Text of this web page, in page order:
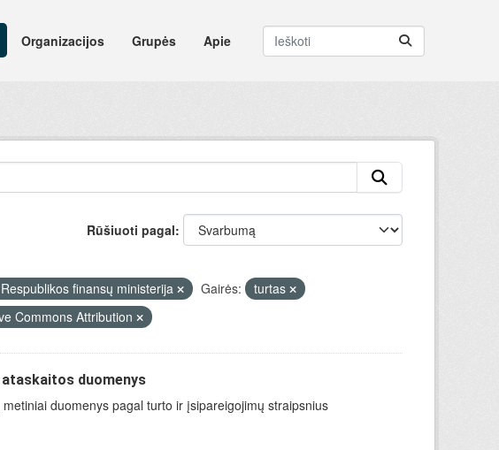
Organizacijos Grupės Apie
Rūšiuoti pagal
finansų ministerija Gairės:
turtas
Commons Attribution
duomenys
duomenys pagal turto ir įsipareigojimų straipsnius